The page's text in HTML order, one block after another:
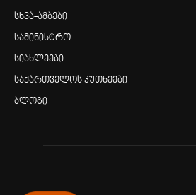
სხვა-ამბები
სამინისტრო
სიახლეები
საქართველოს კუთხეები
ბლოგი